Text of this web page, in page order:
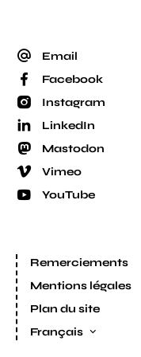
Email
Facebook
Instagram
LinkedIn
Mastodon
Vimeo
YouTube
Remerciements
Mentions légales
Plan du site
Français